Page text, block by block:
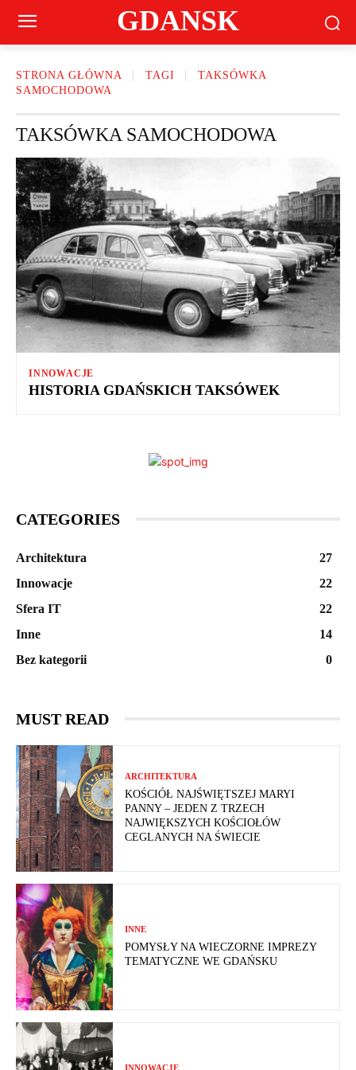
GDANSK
STRONA GŁÓWNA TAGI
TAKSÓWKA
SAMOCHODOWA
TAKSÓWKA SAMOCHODOWA
INNOWACJE
HISTORIA GDAŃSKICH TAKSÓWEK
CATEGORIES
Architektura
27
Innowacje
22
Sfera IT
22
Inne
14
Bez kategorii
0
MUST READ
ARCHITEKTURA
KOŚCIÓŁ NAJŚWIĘTSZEJ MARYI
PANNY – JEDEN Z TRZECH
NAJWIĘKSZYCH KOŚCIOŁÓW
CEGLANYCH NA ŚWIECIE
INNE
POMYSŁY NA WIECZORNE IMPREZY
TEMATYCZNE WE GDAŃSKU
INNOWACJE